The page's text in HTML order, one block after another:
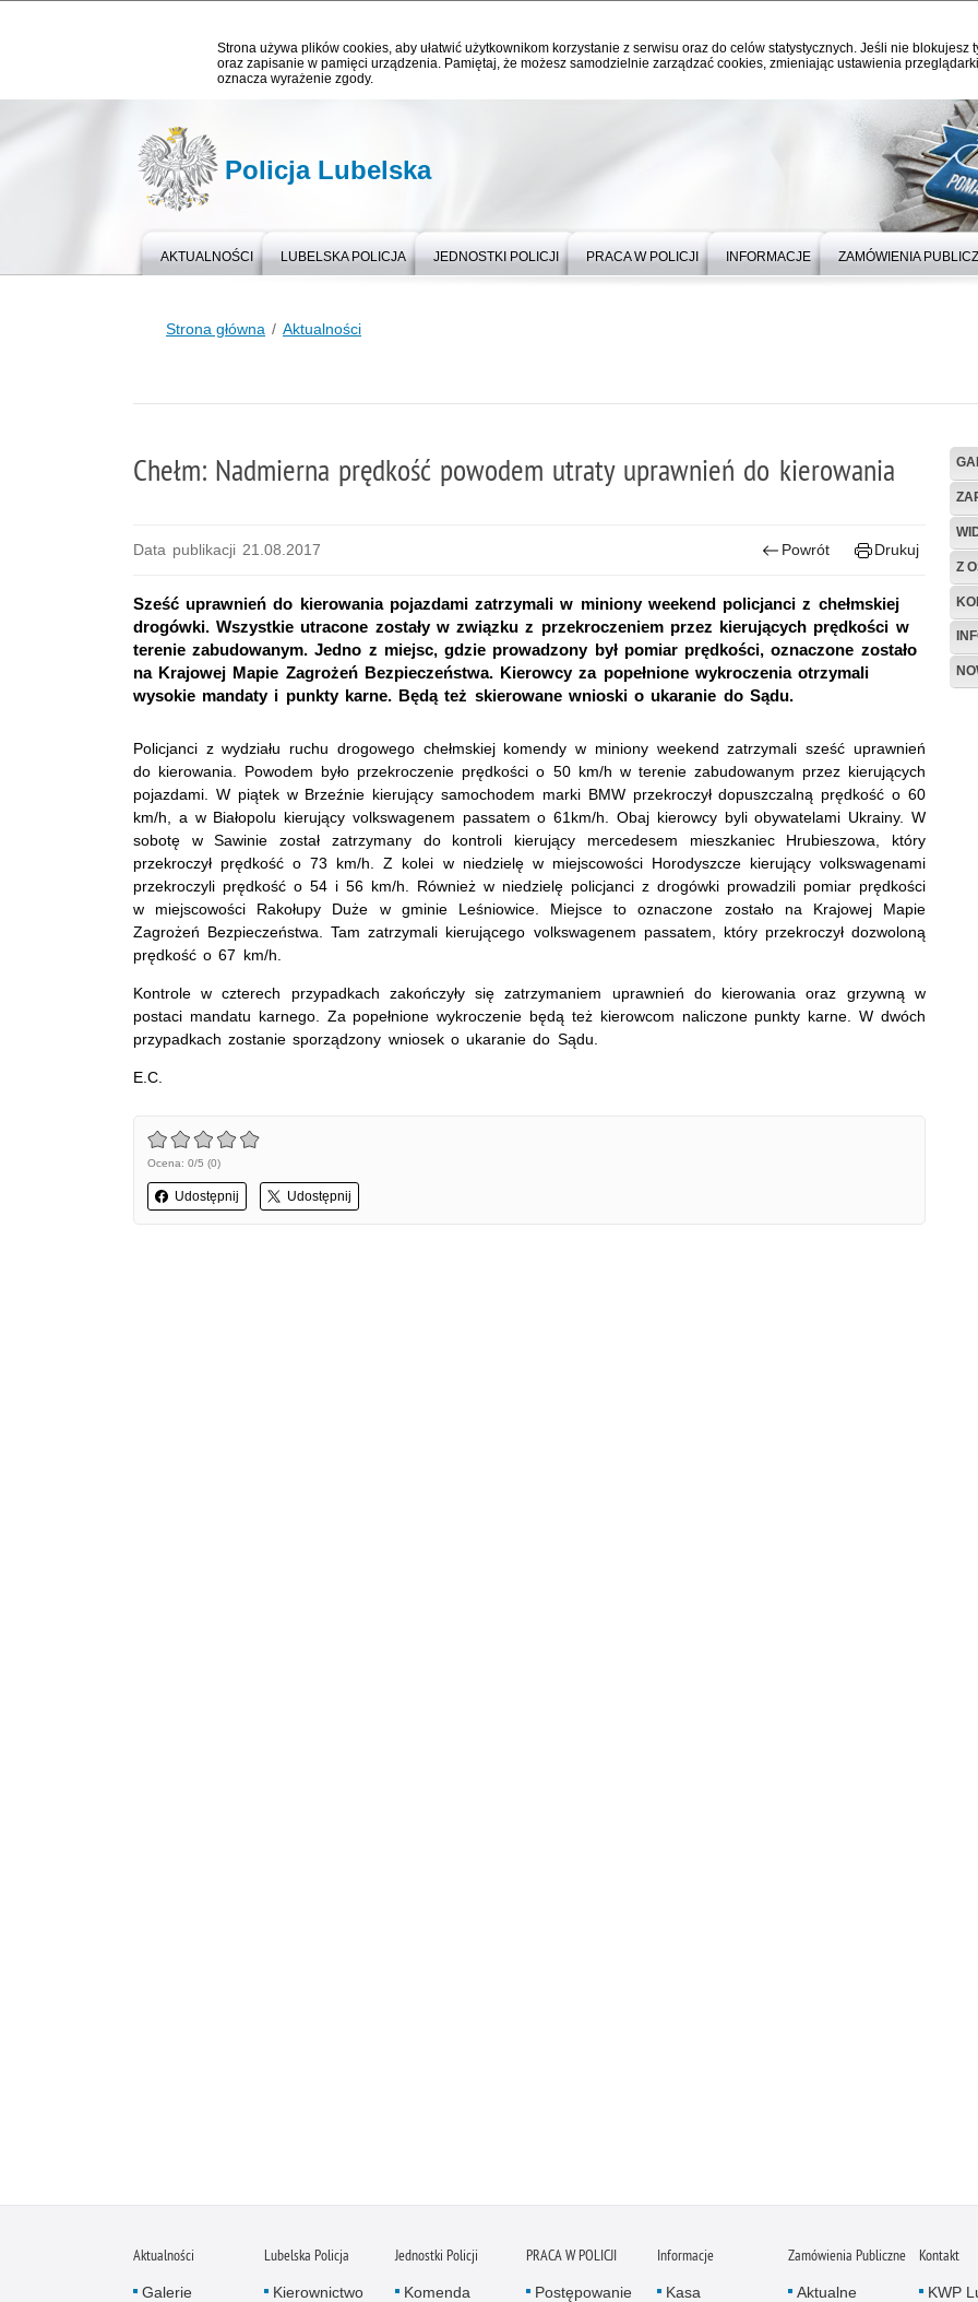
Strona używa plików cookies, aby ułatwić użytkownikom korzystanie z serwisu oraz do celów statystycznych. Jeśli nie blokujesz
oraz zapisanie w pamięci urządzenia. Pamiętaj, że możesz samodzielnie zarządzać cookies, zmieniając ustawienia
oznacza wyrażenie zgody.
Policja Lubelska
AKTUALNOŚCI LUBELSKA POLICJA JEDNOSTKI POLICJI PRACA W POLICJI INFORMACJE ZAMÓWIENIA
Strona główna Aktualności
Chełm: Nadmierna prędkość powodem utraty uprawnień do kierowania
Data publikacji 21.08.2017 Powrót Drukuj
Sześć uprawnień do kierowania pojazdami zatrzymali w miniony weekend policjanci z chełmskiej
drogówki. Wszystkie utracone zostały w związku z przekroczeniem przez kierujących prędkości w
terenie zabudowanym. Jedno z miejsc, gdzie prowadzony był pomiar prędkości, oznaczone zostało
na Krajowej Mapie Zagrożeń Bezpieczeństwa. Kierowcy za popełnione wykroczenia otrzymali
wysokie mandaty i punkty karne. Będą też skierowane wnioski o ukaranie do Sądu.
Policjanci z wydziału ruchu drogowego chełmskiej komendy w miniony weekend zatrzymali sześć uprawnień
do kierowania. Powodem było przekroczenie prędkości o 50 km/h w terenie zabudowanym przez kierujących
pojazdami. W piątek w Brzeźnie kierujący samochodem marki BMW przekroczył dopuszczalną prędkość o 60
km/h, a w Białopolu kierujący volkswagenem passatem o 61km/h. Obaj kierowcy byli obywatelami Ukrainy. W
sobotę w Sawinie został zatrzymany do kontroli kierujący mercedesem mieszkaniec Hrubieszowa, który
przekroczył prędkość o 73 km/h. Z kolei w niedzielę w miejscowości Horodyszcze kierujący volkswagenami
przekroczyli prędkość o 54 i 56 km/h. Również w niedzielę policjanci z drogówki prowadzili pomiar prędkości
w miejscowości Rakołupy Duże w gminie Leśniowice. Miejsce to oznaczone zostało na Krajowej Mapie
Zagrożeń Bezpieczeństwa. Tam zatrzymali kierującego volkswagenem passatem, który przekroczył dozwoloną
prędkość o 67 km/h.
Kontrole w czterech przypadkach zakończyły się zatrzymaniem uprawnień do kierowania oraz grzywną w
postaci mandatu karnego. Za popełnione wykroczenie będą też kierowcom naliczone punkty karne. W dwóch
przypadkach zostanie sporządzony wniosek o ukaranie do Sądu.
E.C.
Ocena: 0/5 (0)
Udostępnij Udostępnij
Z
Aktualności
Galerie
Lubelska Policja
Kierownictwo
Jednostki Policji
Komenda
PRACA W POLICJI
Postępowanie
Informacje
Kasa
Zamówienia Publiczne
Aktualne
Kontakt
KWP